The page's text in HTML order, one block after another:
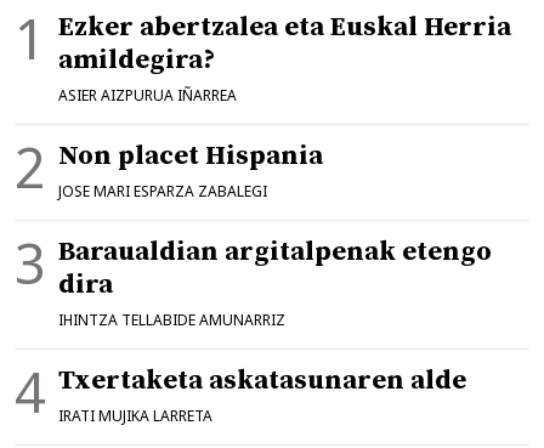
Ezker abertzalea eta Euskal Herria
amildegira?
ASIER AIZPURUA IÑARREA
Non placet Hispania
JOSE MARI ESPARZA ZABALEGI
Baraualdian argitalpenak etengo
dira
IHINTZA TELLABIDE AMUNARRIZ
Txertaketa askatasunaren alde
IRATI MUJIKA LARRETA